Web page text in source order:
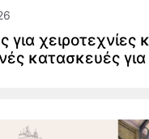
για χειροτεχνίες
κατασκευές για